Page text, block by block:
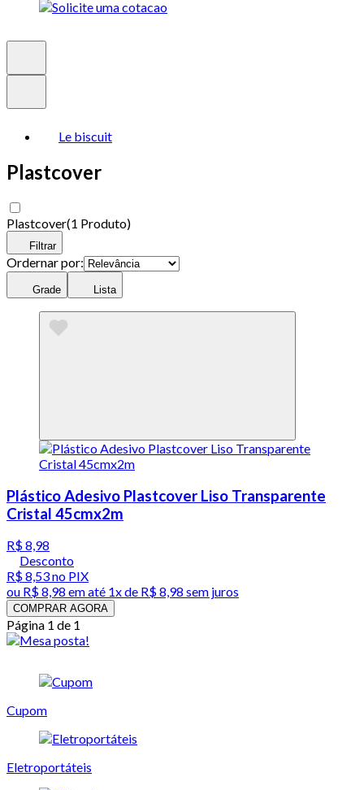
Le biscuit
Plastcover
Plastcover(1 Produto)
Filtrar
Ordernar por:
Grade Lista
Plástico Adesivo Plastcover Liso Transparente
Cristal 45cmx2m
R$ 8,98
Desconto
R$ 8,53no PIX
ou R$ 8,98 em até 1x de R$ 8,98 sem juros
COMPRAR AGORA
Página 1 de 1
Cupom
Eletroportáteis